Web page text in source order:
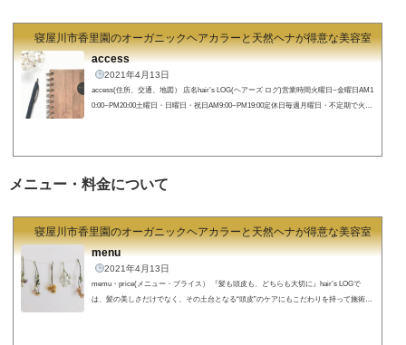
寝屋川市香里園のオーガニックヘアカラーと天然ヘナが得意な美容室
access
2021年4月13日
access(住所、交通、地図） 店名hair’s LOG(ヘアーズ ログ)営業時間火曜日~金曜日AM1
0:00~PM20:00土曜日・日曜日・祝日AM9:00~PM19:00定休日毎週月曜日・不定期で火曜
メニュー・料金について
寝屋川市香里園のオーガニックヘアカラーと天然ヘナが得意な美容室
menu
2021年4月13日
memu・price(メニュー・プライス） 『髪も頭皮も、どちらも大切に』hair’s LOGで
は、髪の美しさだけでなく、その土台となる“頭皮”のケアにもこだわりを持って施術を